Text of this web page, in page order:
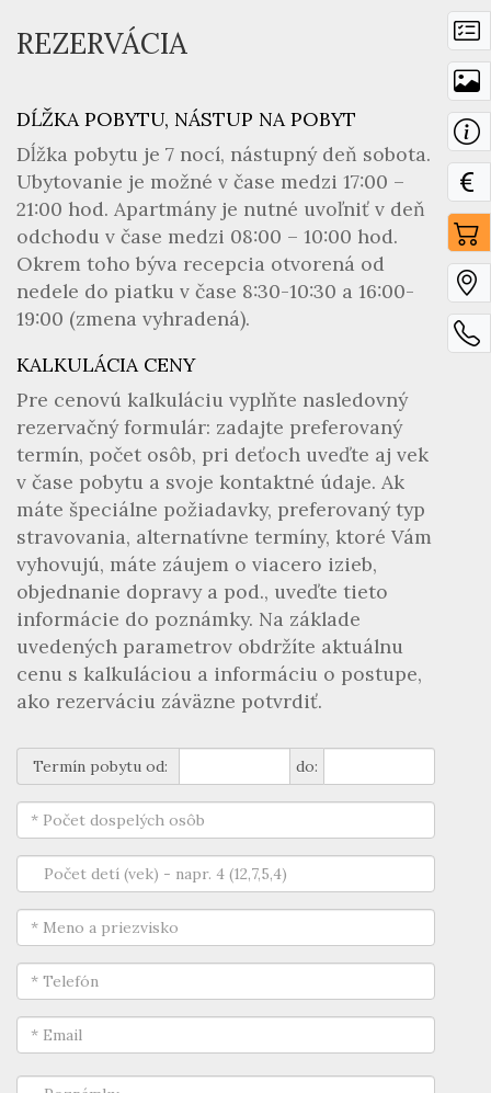
REZERVÁCIA
DĹŽKA POBYTU, NÁSTUP NA POBYT
Dĺžka pobytu je 7 nocí, nástupný deň sobota.
Ubytovanie je možné v čase medzi 17:00 –
21:00 hod. Apartmány je nutné uvoľniť v deň
odchodu v čase medzi 08:00 – 10:00 hod.
Okrem toho býva recepcia otvorená od
nedele do piatku v čase 8:30-10:30 a 16:00-
19:00 (zmena vyhradená).
KALKULÁCIA CENY
Pre cenovú kalkuláciu vyplňte nasledovný
rezervačný formulár: zadajte preferovaný
termín, počet osôb, pri deťoch uveďte aj vek
v čase pobytu a svoje kontaktné údaje. Ak
máte špeciálne požiadavky, preferovaný typ
stravovania, alternatívne termíny, ktoré Vám
vyhovujú, máte záujem o viacero izieb,
objednanie dopravy a pod., uveďte tieto
informácie do poznámky. Na základe
uvedených parametrov obdržíte aktuálnu
cenu s kalkuláciou a informáciu o postupe,
ako rezerváciu záväzne potvrdiť.
Termín pobytu od: do: